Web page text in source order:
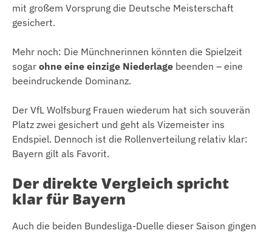
mit großem Vorsprung die Deutsche Meisterschaft
gesichert.
Mehr noch: Die Münchnerinnen könnten die Spielzeit
sogar ohne eine einzige Niederlage beenden – eine
beeindruckende Dominanz.
Der VfL Wolfsburg Frauen wiederum hat sich souverän
Platz zwei gesichert und geht als Vizemeister ins
Endspiel. Dennoch ist die Rollenverteilung relativ klar:
Bayern gilt als Favorit.
Der direkte Vergleich spricht
klar für Bayern
Auch die beiden Bundesliga-Duelle dieser Saison gingen